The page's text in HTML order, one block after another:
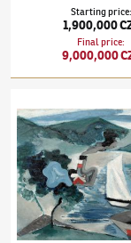
Starting price:
1,900,000
Final price:
9,000,000